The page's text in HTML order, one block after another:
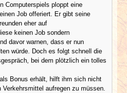
Computerspiels ploppt eine
Job offeriert. Er gibt seine
eher auf
keinen Job sondern
davor warnen, dass er nun
würde. Doch es folgt schnell die
bei dem plötzlich ein tolles
Bonus erhält, hilft ihm sich nicht
aufregen zu müssen.